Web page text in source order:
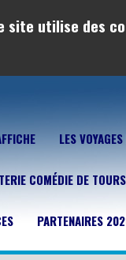
site utilise des
LES
COMÉDIE DE TOURS
PARTENAIRES